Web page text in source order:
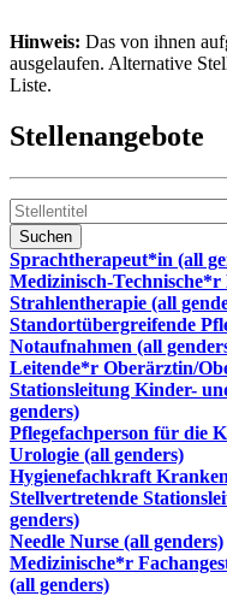
Hinweis: Das von ihnen
ausgelaufen. Alternative
Liste.
Stellenangebote
Sprachtherapeut*in (all
Medizinisch-Technische*r
Strahlentherapie (all
Standortübergreifende
Notaufnahmen (all
Leitende*r Oberärztin/
Stationsleitung Kinder-
genders)
Pflegefachperson für die
Urologie (all genders)
Hygienefachkraft
Stellvertretende
genders)
Needle Nurse (all genders)
Medizinische*r
(all genders)